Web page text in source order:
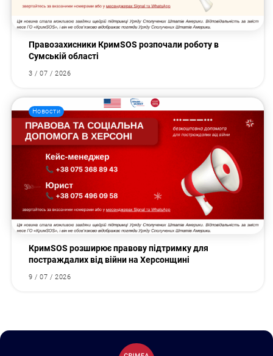
Правозахисники КримSOS розпочали роботу в
Сумській області
3 / 07 / 2026
Новости
КримSOS розширює правову підтримку для
постраждалих від війни на Херсонщині
9 / 07 / 2026